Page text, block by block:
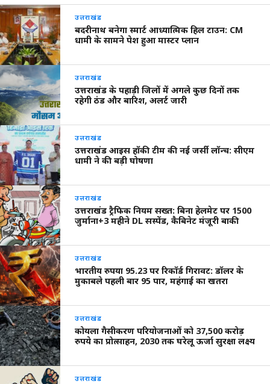
उत्तराखंड
बदरीनाथ बनेगा स्मार्ट आध्यात्मिक हिल टाउन: CM
धामी के सामने पेश हुआ मास्टर प्लान
उत्तराखंड
उत्तराखंड के पहाड़ी जिलों में अगले कुछ दिनों तक
रहेगी ठंड और बारिश, अलर्ट जारी
उत्तराखंड
उत्तराखंड आइस हॉकी टीम की नई जर्सी लॉन्च: सीएम
धामी ने की बड़ी घोषणा
उत्तराखंड
उत्तराखंड ट्रैफिक नियम सख्त: बिना हेलमेट पर 1500
जुर्माना+3 महीने DL सस्पेंड, कैबिनेट मंजूरी बाकी
उत्तराखंड
भारतीय रुपया 95.23 पर रिकॉर्ड गिरावट: डॉलर के
मुकाबले पहली बार 95 पार, महंगाई का खतरा
उत्तराखंड
कोयला गैसीकरण परियोजनाओं को 37,500 करोड़
रुपये का प्रोत्साहन, 2030 तक घरेलू ऊर्जा सुरक्षा लक्ष्य
उत्तराखंड